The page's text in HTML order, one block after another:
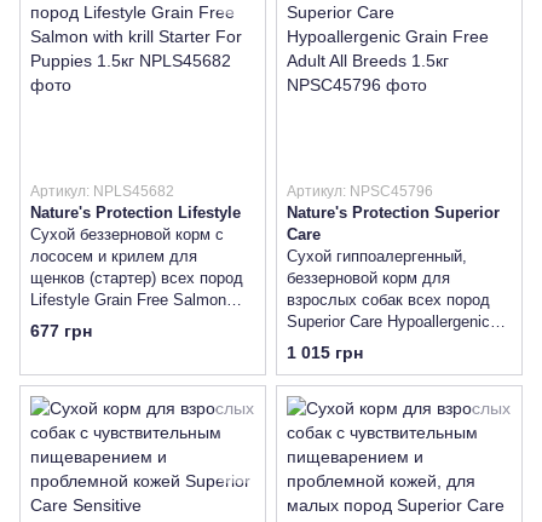
Артикул: NPLS45682
Nature's Protection Lifestyle
Сухой беззерновой корм с
лососем и крилем для
щенков (стартер) всех пород
Lifestyle Grain Free Salmon
with krill Starter For Puppies
1.5кг
677 грн
Артикул: NPSC45796
Nature's Protection Superior
Care
Сухой гиппоалергенный,
беззерновой корм для
взрослых собак всех пород
Superior Care Hypoallergenic
Grain Free Adult All Breeds
1.5кг
1 015 грн